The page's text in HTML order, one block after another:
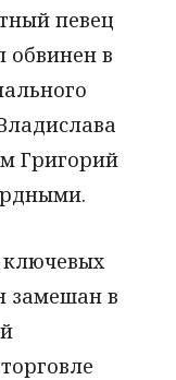
певец
обвинен в
Григорий
ключевых
замешан в